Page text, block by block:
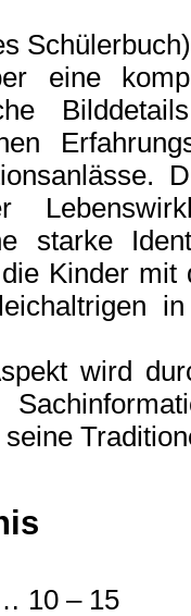
eine
starke
Kinder mit
wird
10 – 15